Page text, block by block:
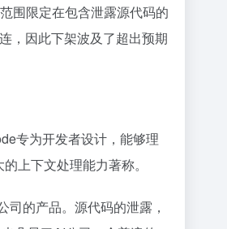
围限定在包含泄露源代码的
，因此下架波及了超出预期
专为开发者设计，能够理
上下文处理能力著称。
的产品。源代码的泄露，